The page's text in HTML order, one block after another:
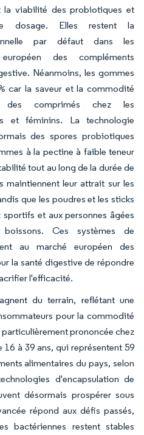
la viabilité des probiotiques et
dosage. Elles restent la
par défaut dans les
des compléments
Néanmoins, les gommes
car la saveur et la commodité
des comprimés chez les
et féminins. La technologie
des spores probiotiques
à la pectine à faible teneur
tout au long de la durée de
maintiennent leur attrait sur les
que les poudres et les sticks
et aux personnes âgées
Ces systèmes de
au marché européen des
la santé digestive de répondre
l'efficacité.
du terrain, reflétant une
pour la commodité
prononcée chez
16 à 39 ans, qui représentent 59
alimentaires du pays, selon
d'encapsulation de
désormais prospérer sous
répond aux défis passés,
bactériennes restent stables